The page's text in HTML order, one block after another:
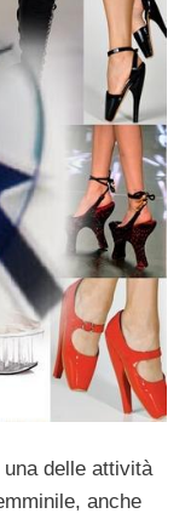
una delle attività
anche